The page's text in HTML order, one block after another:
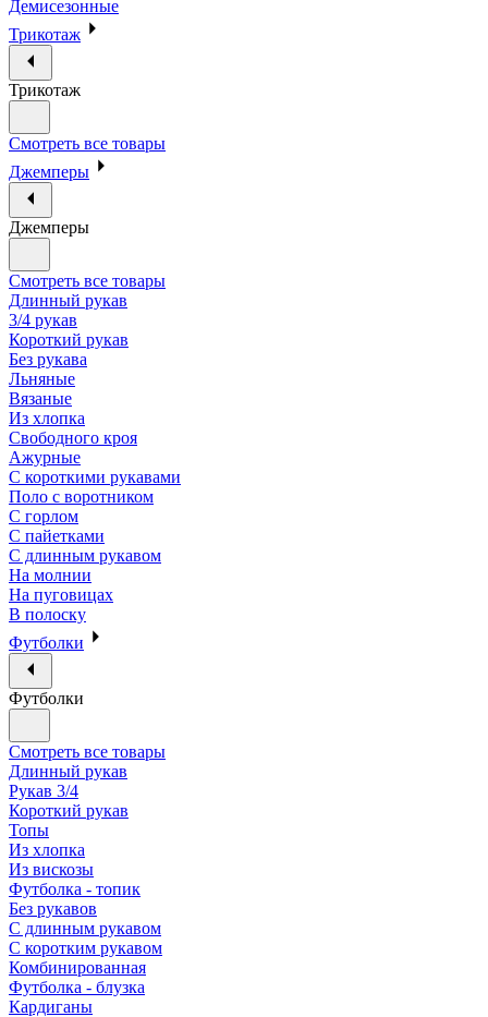
Демисезонные
Трикотаж
Трикотаж
Смотреть все товары
Джемперы
Джемперы
Смотреть все товары
Длинный рукав
3/4 рукав
Короткий рукав
Без рукава
Льняные
Вязаные
Из хлопка
Свободного кроя
Ажурные
С короткими рукавами
Поло с воротником
С горлом
С пайетками
С длинным рукавом
На молнии
На пуговицах
В полоску
Футболки
Футболки
Смотреть все товары
Длинный рукав
Рукав 3/4
Короткий рукав
Топы
Из хлопка
Из вискозы
Футболка - топик
Без рукавов
С длинным рукавом
С коротким рукавом
Комбинированная
Футболка - блузка
Кардиганы